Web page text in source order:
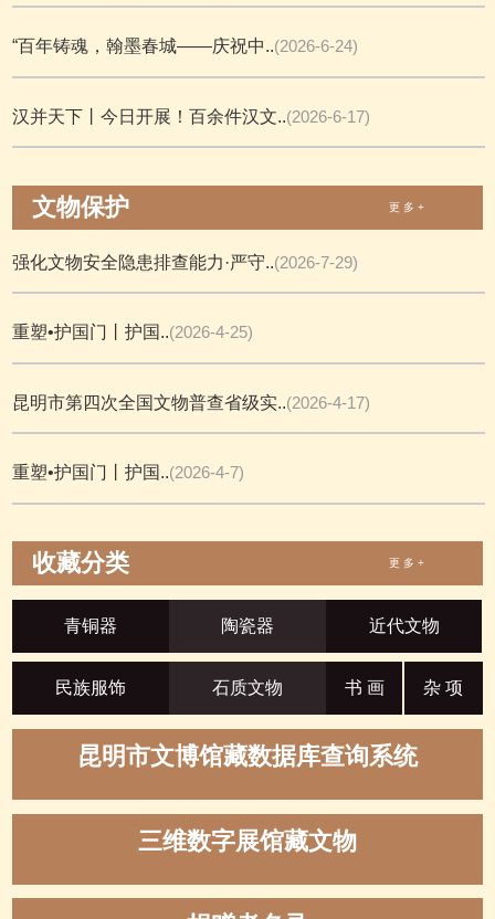
“百年铸魂，翰墨春城——庆祝中..(2026-6-24)
汉并天下丨今日开展！百余件汉文..(2026-6-17)
文物保护 更 多 +
强化文物安全隐患排查能力·严守..(2026-7-29)
重塑•护国门丨护国..(2026-4-25)
昆明市第四次全国文物普查省级实..(2026-4-17)
重塑•护国门丨护国..(2026-4-7)
收藏分类 更 多 +
青铜器 陶瓷器 近代文物
民族服饰 石质文物 书 画 杂 项
昆明市文博馆藏数据库查询系统
三维数字展馆藏文物